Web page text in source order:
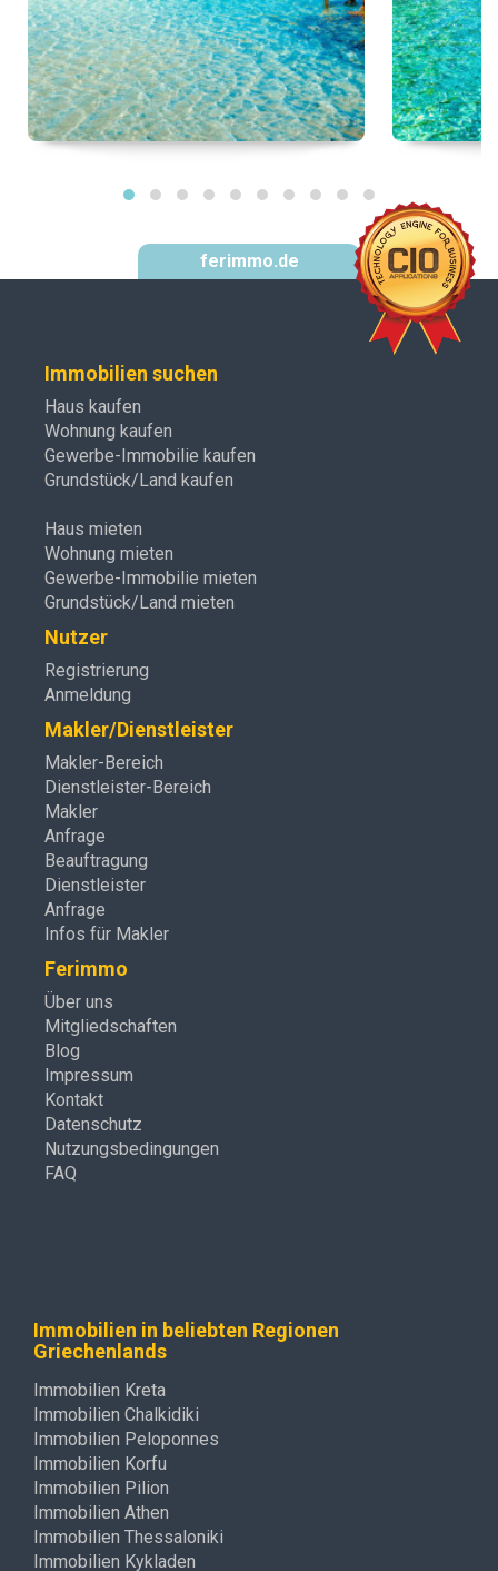
ferimmo.de
Immobilien suchen
Haus kaufen
Wohnung kaufen
Gewerbe-Immobilie kaufen
Grundstück/Land kaufen
Haus mieten
Wohnung mieten
Gewerbe-Immobilie mieten
Grundstück/Land mieten
Nutzer
Registrierung
Anmeldung
Makler/Dienstleister
Makler-Bereich
Dienstleister-Bereich
Makler
Anfrage
Beauftragung
Dienstleister
Anfrage
Infos für Makler
Ferimmo
Über uns
Mitgliedschaften
Blog
Impressum
Kontakt
Datenschutz
Nutzungsbedingungen
FAQ
Immobilien in beliebten Regionen
Griechenlands
Immobilien Kreta
Immobilien Chalkidiki
Immobilien Peloponnes
Immobilien Korfu
Immobilien Pilion
Immobilien Athen
Immobilien Thessaloniki
Immobilien Kykladen